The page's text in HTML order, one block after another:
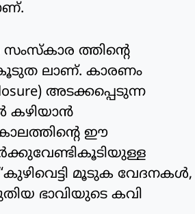
സംസ്കാര ത്തിന്റെ
കൂടുത ലാണ്. കാരണം
അടക്കപ്പെടുന്ന
കഴിയാൻ
ഈ
മൂടുക വേദനകൾ,
ഭാവിയുടെ കവി